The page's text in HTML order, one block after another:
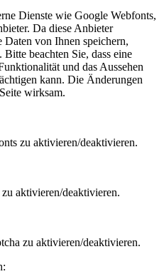
Dienste wie Google Webfonts,
Da diese Anbieter
Daten von Ihnen speichern,
beachten Sie, dass eine
und das Aussehen
kann. Die Änderungen
wirksam.
zu aktivieren/deaktivieren.
aktivieren/deaktivieren.
zu aktivieren/deaktivieren.